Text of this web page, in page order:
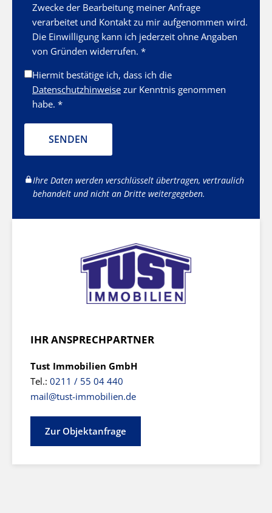
Zwecke der Bearbeitung meiner Anfrage
verarbeitet und Kontakt zu mir aufgenommen wird.
Die Einwilligung kann ich jederzeit ohne Angaben
von Gründen widerrufen. *
Hiermit bestätige ich, dass ich die
Datenschutzhinweise zur Kenntnis genommen
habe. *
SENDEN
Ihre Daten werden verschlüsselt übertragen, vertraulich
behandelt und nicht an Dritte weitergegeben.
IHR ANSPRECHPARTNER
Tust Immobilien GmbH
Tel.: 0211 / 55 04 440
mail@tust-immobilien.de
Zur Objektanfrage